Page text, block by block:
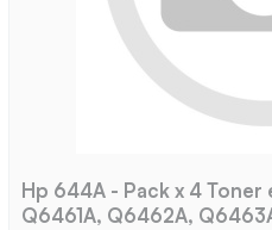
Hp 644A - Pack x 4
Q6461A, Q6462A,